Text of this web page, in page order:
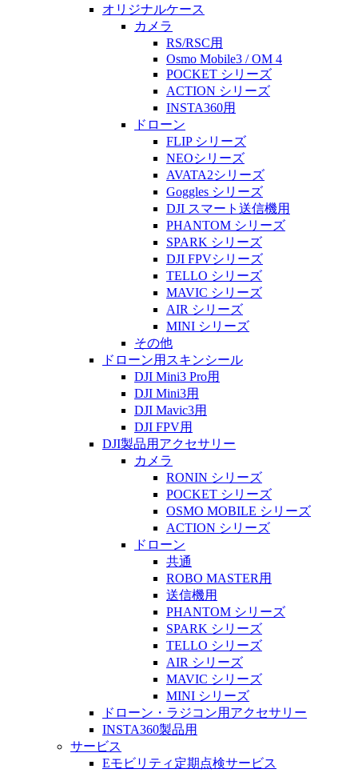
オリジナルケース
カメラ
RS/RSC用
Osmo Mobile3 / OM 4
POCKET シリーズ
ACTION シリーズ
INSTA360用
ドローン
FLIP シリーズ
NEOシリーズ
AVATA2シリーズ
Goggles シリーズ
DJI スマート送信機用
PHANTOM シリーズ
SPARK シリーズ
DJI FPVシリーズ
TELLO シリーズ
MAVIC シリーズ
AIR シリーズ
MINI シリーズ
その他
ドローン用スキンシール
DJI Mini3 Pro用
DJI Mini3用
DJI Mavic3用
DJI FPV用
DJI製品用アクセサリー
カメラ
RONIN シリーズ
POCKET シリーズ
OSMO MOBILE シリーズ
ACTION シリーズ
ドローン
共通
ROBO MASTER用
送信機用
PHANTOM シリーズ
SPARK シリーズ
TELLO シリーズ
AIR シリーズ
MAVIC シリーズ
MINI シリーズ
ドローン・ラジコン用アクセサリー
INSTA360製品用
サービス
Eモビリティ定期点検サービス